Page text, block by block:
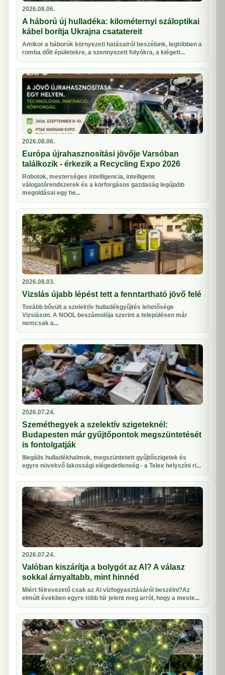
2026.08.06.
A háború új hulladéka: kilométernyi száloptikai
kábel borítja Ukrajna csatatereit
Amikor a háborúk környezeti hatásairól beszélünk, legtöbben a
romba dőlt épületekre, a szennyezett folyókra, a kiégett...
2026.08.06.
Európa újrahasznosítási jövője Varsóban
találkozik - érkezik a Recycling Expo 2026
Robotok, mesterséges intelligencia, intelligens
válogatórendszerek és a körforgásos gazdaság legújabb
megoldásai egy he...
2026.08.03.
Vizslás újabb lépést tett a fenntartható jövő felé
Tovább bővült a szelektív hulladékgyűjtés lehetősége
Vizsláson. A NOOL beszámolója szerint a településen már
nemcsak a...
2026.07.24.
Szeméthegyek a szelektív szigeteknél:
Budapesten már gyűjtőpontok megszüntetését
is fontolgatják
Illegális hulladékhalmok, megszüntetett gyűjtőszigetek és
egyre növekvő lakossági elégedetlenség - a Telex helyszíni ri...
2026.07.24.
Valóban kiszárítja a bolygót az AI? A válasz
sokkal árnyaltabb, mint hinnéd
Miért félrevezető csak az AI vízfogyasztásáról beszélni?Az
elmúlt években egyre több hír jelent meg arról, hogy a meste...